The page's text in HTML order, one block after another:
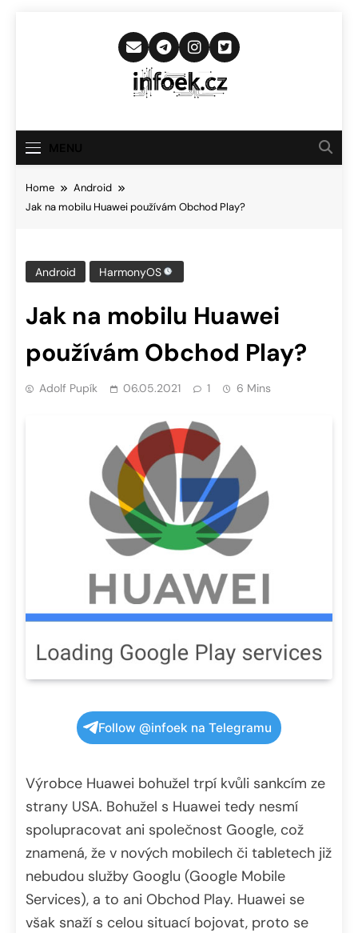
Infoek.cz
Novinkám
Home
Android
Jak na mobilu Huawei používám Obchod Play?
Android HarmonyOS
Jak na mobilu Huawei
používám Obchod Play?
Adolf Pupík 06.05.2021 1 6 Mins
Follow @infoek na Telegramu
Výrobce Huawei bohužel trpí kvůli sankcím ze
strany USA. Bohužel s Huawei tedy nesmí
spolupracovat ani společnost Google, což
znamená, že v nových mobilech či tabletech již
nebudou služby Googlu (Google Mobile
Services), a to ani Obchod Play. Huawei se
však snaží s celou situací bojovat, proto se